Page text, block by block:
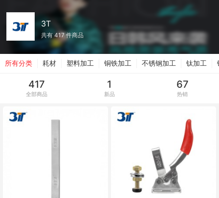
3T
共有 417 件商品
所有分类 耗材 塑料加工 铜铁加工 不锈钢加工 钛加工
417
全部商品
1
新品
67
热销